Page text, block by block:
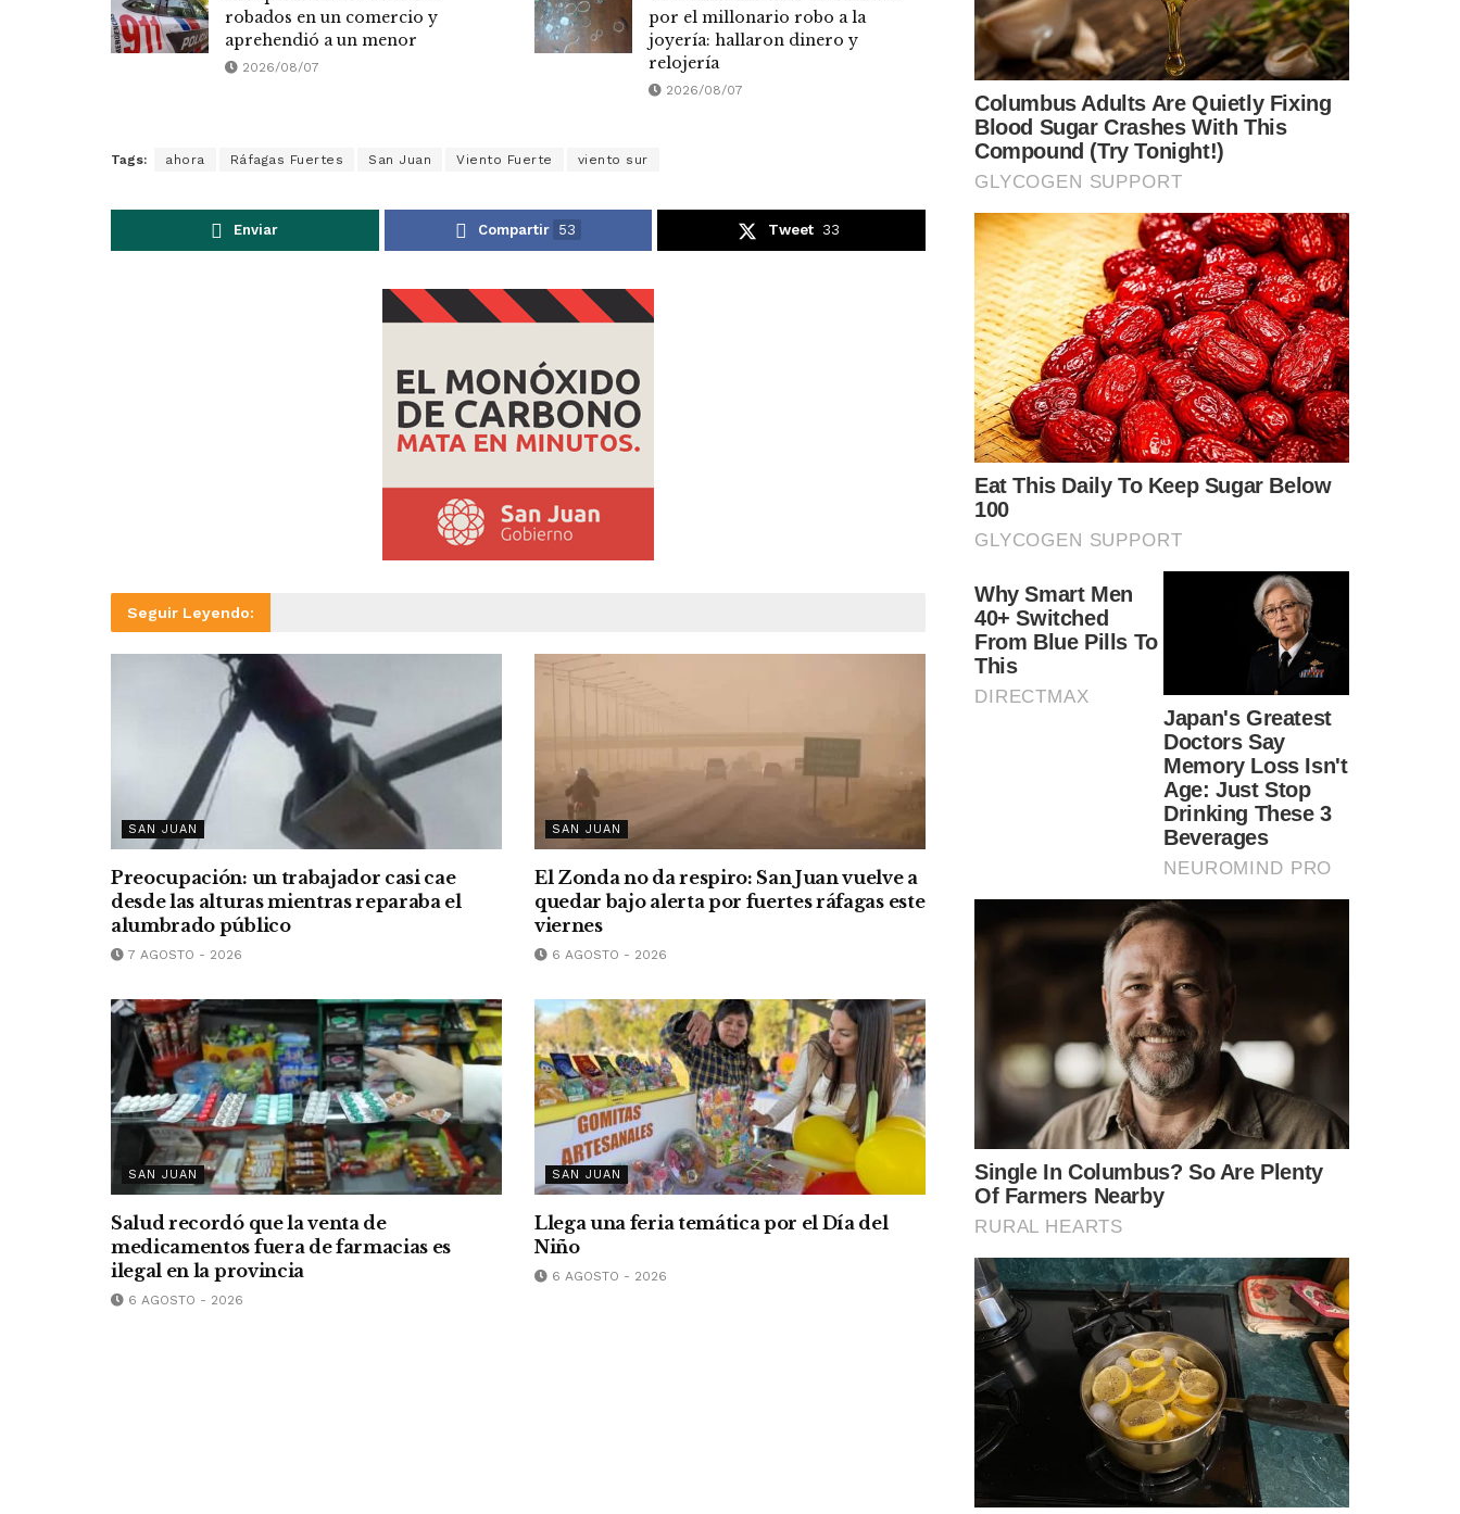
robados en un comercio y
aprehendió a un menor
2026/08/07
por el millonario robo a la
joyería: hallaron dinero y
relojería
2026/08/07
Tags: ahora Ráfagas Fuertes San Juan Viento Fuerte viento sur
Enviar Compartir 53 Tweet 33
Seguir Leyendo:
SAN JUAN
Preocupación: un trabajador casi cae
desde las alturas mientras reparaba el
alumbrado público
7 AGOSTO - 2026
SAN JUAN
El Zonda no da respiro: San Juan vuelve a
quedar bajo alerta por fuertes ráfagas este
viernes
6 AGOSTO - 2026
SAN JUAN
Salud recordó que la venta de
medicamentos fuera de farmacias es
ilegal en la provincia
6 AGOSTO - 2026
SAN JUAN
Llega una feria temática por el Día del
Niño
6 AGOSTO - 2026